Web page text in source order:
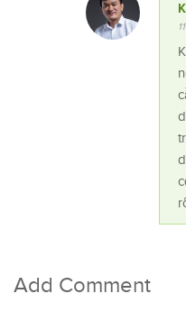
Add Comment